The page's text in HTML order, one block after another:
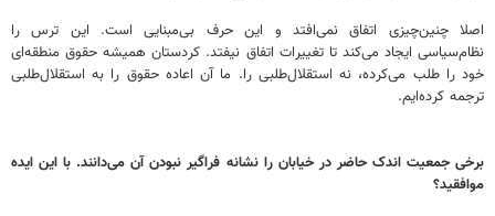
اصلا چنین‌چیزی اتفاق نمی‌افتد و این حرف بی‌مبنایی است. این ترس را
نظام‌سیاسی ایجاد می‌کند تا تغییرات اتفاق نیفتد. کردستان همیشه حقوق منطقه‌ای
خود را طلب می‌کرده، نه استقلال‌طلبی را. ما آن اعاده حقوق را به استقلال‌طلبی
ترجمه کرده‌ایم.
برخی جمعیت اندک حاضر در خیابان را نشانه فراگیر نبودن آن می‌دانند. با این ایده
موافقید؟